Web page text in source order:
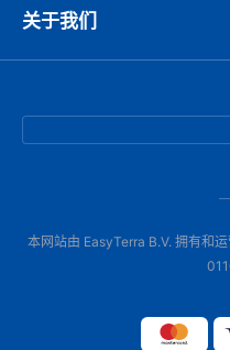
关于我们
本网站由 EasyTerra B.V. 拥有和